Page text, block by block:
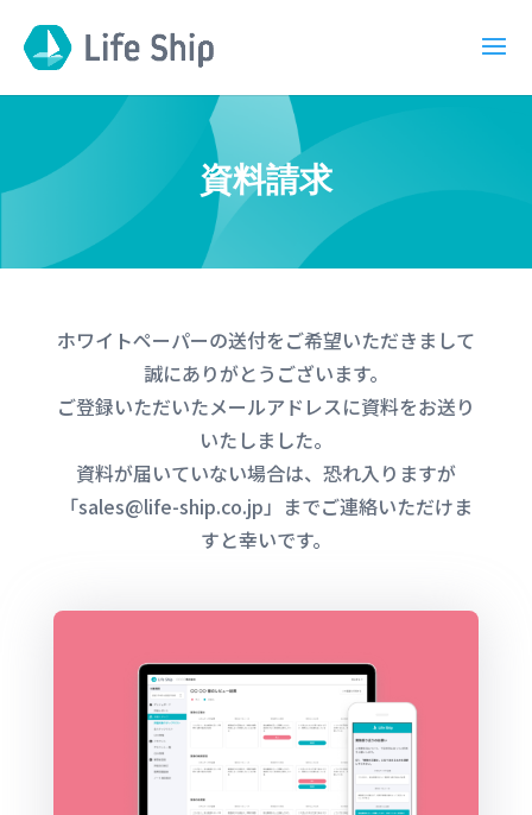
資料請求
ホワイトペーパーの送付をご希望いただきまして
誠にありがとうございます。
ご登録いただいたメールアドレスに資料をお送り
いたしました。
資料が届いていない場合は、恐れ入りますが
「sales@life-ship.co.jp」までご連絡いただけま
すと幸いです。